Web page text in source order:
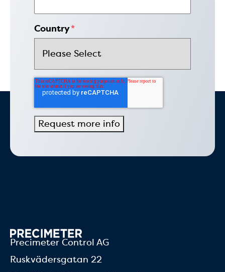
Country*
Precimeter Control AG
Ruskvädersgatan 22